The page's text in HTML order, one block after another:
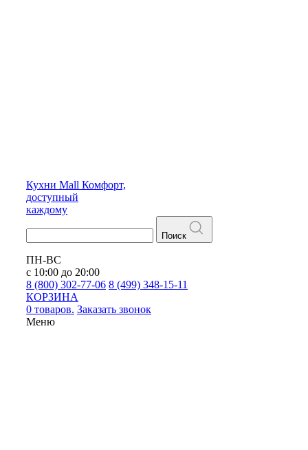
Кухни Mall Комфорт,
доступный
каждому
Поиск
ПН-ВС
с 10:00 до 20:00
8 (800) 302-77-06 8 (499) 348-15-11
КОРЗИНА
0 товаров. Заказать звонок
Меню